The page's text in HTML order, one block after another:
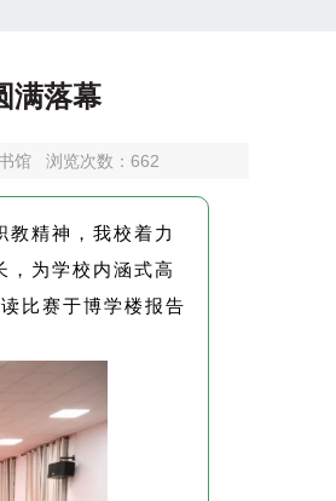
满落幕
馆 浏览次数： 662
教精神，我校着力
，为学校内涵式高
比赛于博学楼报告